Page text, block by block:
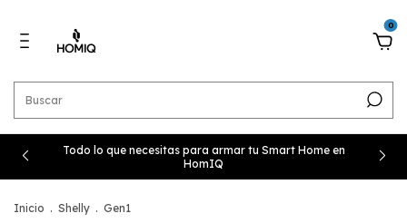
0
Todo lo que necesitas para armar tu Smart Home en
HomIQ
Inicio . Shelly . Gen1